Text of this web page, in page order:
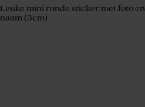
Leuke mini ronde sticker met foto en
naam (3cm)